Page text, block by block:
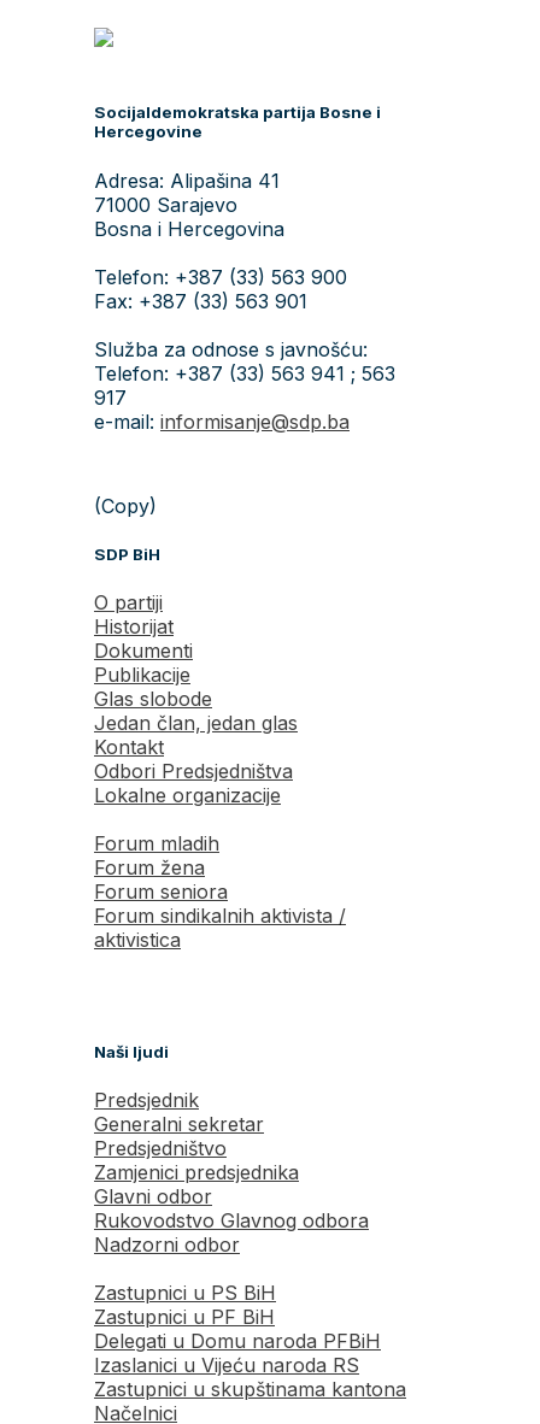
Socijaldemokratska partija Bosne i
Hercegovine
Adresa: Alipašina 41
71000 Sarajevo
Bosna i Hercegovina
Telefon: +387 (33) 563 900
Fax: +387 (33) 563 901
Služba za odnose s javnošću:
Telefon: +387 (33) 563 941 ; 563
917
e-mail: informisanje@sdp.ba
(Copy)
SDP BiH
O partiji
Historijat
Dokumenti
Publikacije
Glas slobode
Jedan član, jedan glas
Kontakt
Odbori Predsjedništva
Lokalne organizacije
Forum mladih
Forum žena
Forum seniora
Forum sindikalnih aktivista /
aktivistica
Naši ljudi
Predsjednik
Generalni sekretar
Predsjedništvo
Zamjenici predsjednika
Glavni odbor
Rukovodstvo Glavnog odbora
Nadzorni odbor
Zastupnici u PS BiH
Zastupnici u PF BiH
Delegati u Domu naroda PFBiH
Izaslanici u Vijeću naroda RS
Zastupnici u skupštinama kantona
Načelnici